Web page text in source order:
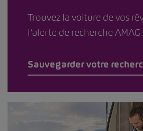
Trouvez la voiture de vos
l’alerte de recherche AMAG
Sauvegarder votre